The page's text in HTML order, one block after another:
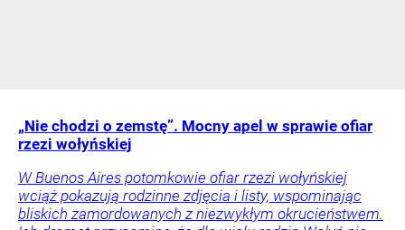
„Nie chodzi o zemstę”. Mocny apel w sprawie ofiar
rzezi wołyńskiej
W Buenos Aires potomkowie ofiar rzezi wołyńskiej
wciąż pokazują rodzinne zdjęcia i listy, wspominając
bliskich zamordowanych z niezwykłym okrucieństwem.